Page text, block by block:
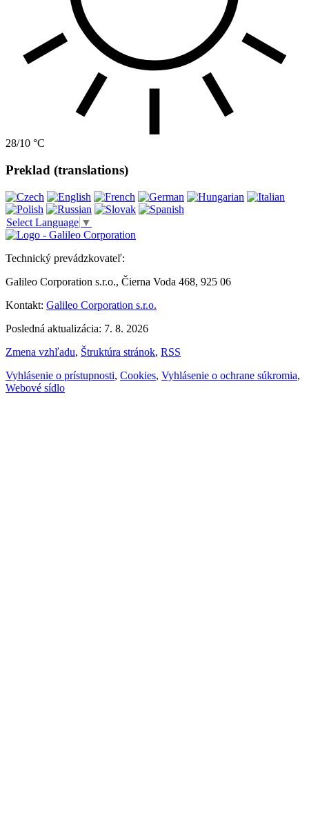
28/10 °C
Preklad (translations)
Select Language ▼
Technický prevádzkovateľ:
Galileo Corporation s.r.o., Čierna Voda 468, 925 06
Kontakt: Galileo Corporation s.r.o.
Posledná aktualizácia: 7. 8. 2026
Zmena vzhľadu, Štruktúra stránok, RSS
Vyhlásenie o prístupnosti, Cookies, Vyhlásenie o ochrane súkromia,
Webové sídlo